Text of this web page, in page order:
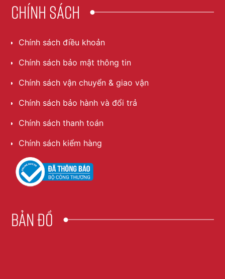
Chính sách
Chính sách điều khoản
Chính sách bảo mật thông tin
Chính sách vận chuyển & giao vận
Chính sách bảo hành và đổi trả
Chính sách thanh toán
Chính sách kiểm hàng
Bản đồ